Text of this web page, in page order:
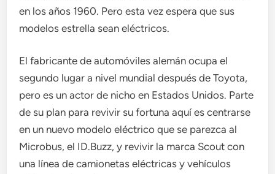
en los años 1960. Pero esta vez espera que sus
modelos estrella sean eléctricos.
El fabricante de automóviles alemán ocupa el
segundo lugar a nivel mundial después de Toyota,
pero es un actor de nicho en Estados Unidos. Parte
de su plan para revivir su fortuna aquí es centrarse
en un nuevo modelo eléctrico que se parezca al
Microbus, el ID.Buzz, y revivir la marca Scout con
una línea de camionetas eléctricas y vehículos